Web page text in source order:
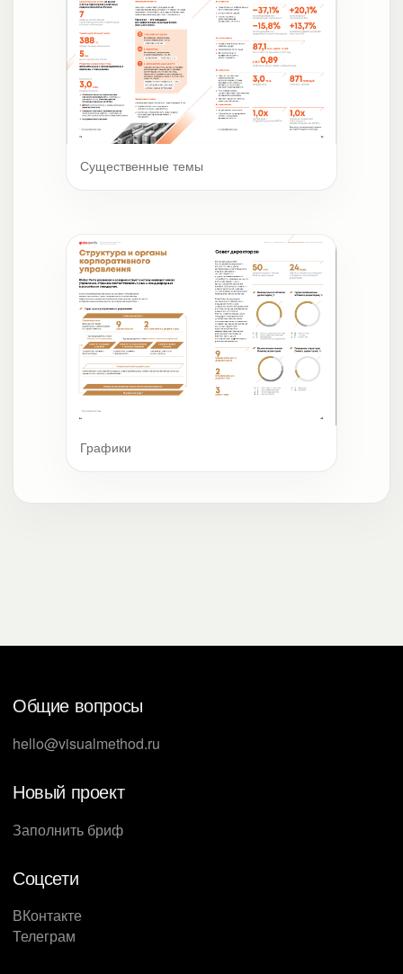
Существенные темы
Графики
Общие вопросы
hello@visualmethod.ru
Новый проект
Заполнить бриф
Соцсети
ВКонтакте
Телеграм